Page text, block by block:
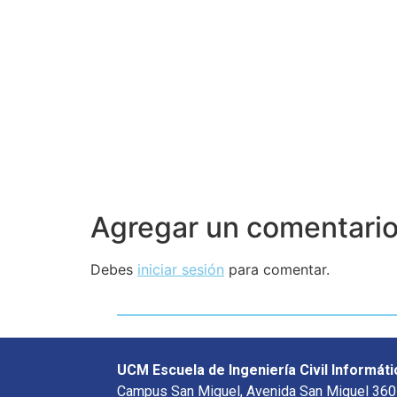
Agregar un comentario
Debes iniciar sesión para comentar.
UCM Escuela de Ingeniería Civil
Campus San Miguel, Avenida San Miguel